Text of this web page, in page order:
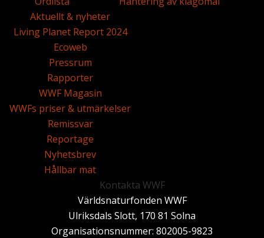
Aktuellt & nyheter
Living Planet Report 2024
Ecoweb
Pressrum
Rapporter
WWF Magasin
WWFs priser & utmärkelser
Remissvar
Reportage
Nyhetsbrev
Hållbar mat
Kontakta WWF
Världsnaturfonden WWF
Ulriksdals Slott, 170 81 Solna
Organisationsnummer: 802005-9823